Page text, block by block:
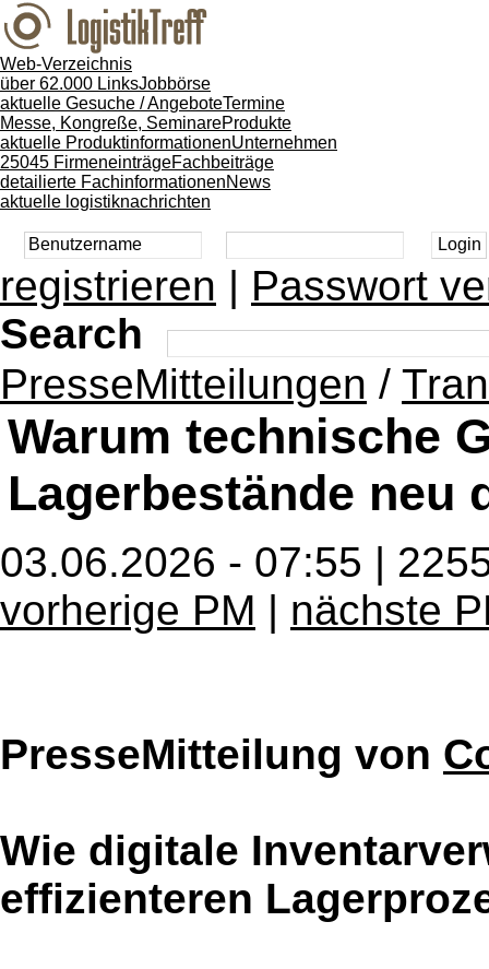
Web-Verzeichnis
über 62.000 LinksJobbörse
aktuelle Gesuche / AngeboteTermine
Messe, Kongreße, SeminareProdukte
aktuelle ProduktinformationenUnternehmen
25045 FirmeneinträgeFachbeiträge
detailierte FachinformationenNews
aktuelle logistiknachrichten
registrieren | Passwort
Search
PresseMitteilungen /
Warum technische
Lagerbestände neu
03.06.2026 - 07:55 |
vorherige PM | nächste
PresseMitteilung von
Wie digitale
effizienteren